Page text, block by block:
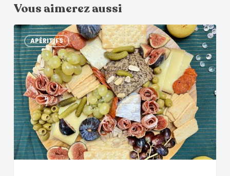
Vous aimerez aussi
APÉRITIFS